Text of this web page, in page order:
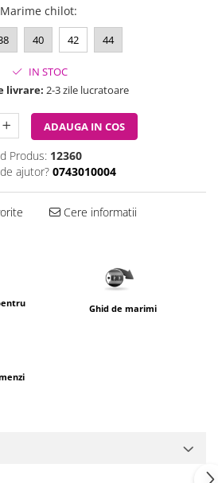
Marime chilot:
40 42 44
IN STOC
livrare: 2-3 zile lucratoare
ADAUGA IN COS
Produs: 12360
ajutor? 0743010004
Cere informatii
Ghid de marimi